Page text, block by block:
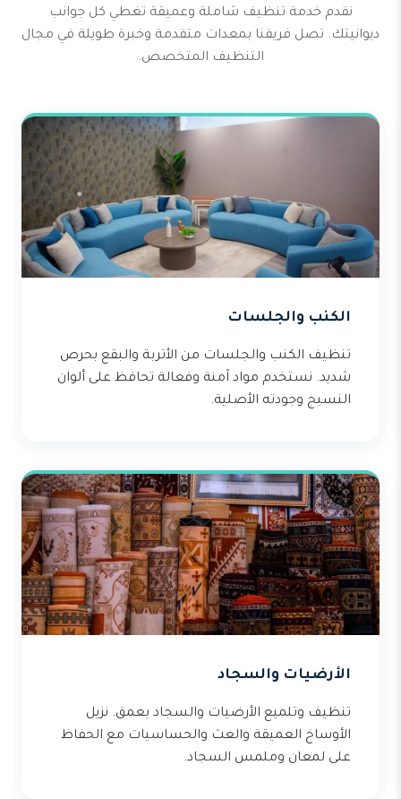
نقدم خدمة تنظيف شاملة وعميقة تغطي كل جوانب
ديوانيتك. تصل فريقنا بمعدات متقدمة وخبرة طويلة في مجال
التنظيف المتخصص.
الكنب والجلسات
تنظيف الكنب والجلسات من الأتربة والبقع بحرص
شديد. نستخدم مواد آمنة وفعالة تحافظ على ألوان
النسيج وجودته الأصلية.
الأرضيات والسجاد
تنظيف وتلميع الأرضيات والسجاد بعمق. نزيل
الأوساخ العميقة والعث والحساسيات مع الحفاظ
على لمعان وملمس السجاد.